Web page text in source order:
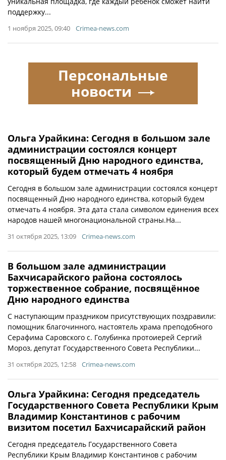
поддержку...
1 ноября 2025, 09:40 Crimea-news.com
Ольга Урайкина: Сегодня в большом зале
администрации состоялся концерт
посвященный Дню народного единства,
который будем отмечать 4 ноября
Сегодня в большом зале администрации состоялся концерт
посвященный Дню народного единства, который будем
отмечать 4 ноября. Эта дата стала символом единения всех
народов нашей многонациональной страны.На...
31 октября 2025, 13:09 Crimea-news.com
В большом зале администрации
Бахчисарайского района состоялось
торжественное собрание, посвящённое
Дню народного единства
С наступающим праздником присутствующих поздравили:
помощник благочинного, настоятель храма преподобного
Серафима Саровского с. Голубинка протоиерей Сергий
Мороз, депутат Государственного Совета Республики...
31 октября 2025, 12:58 Crimea-news.com
Ольга Урайкина: Сегодня председатель
Государственного Совета Республики Крым
Владимир Константинов с рабочим
визитом посетил Бахчисарайский район
Сегодня председатель Государственного Совета
Республики Крым Владимир Константинов с рабочим
Персональные
новости